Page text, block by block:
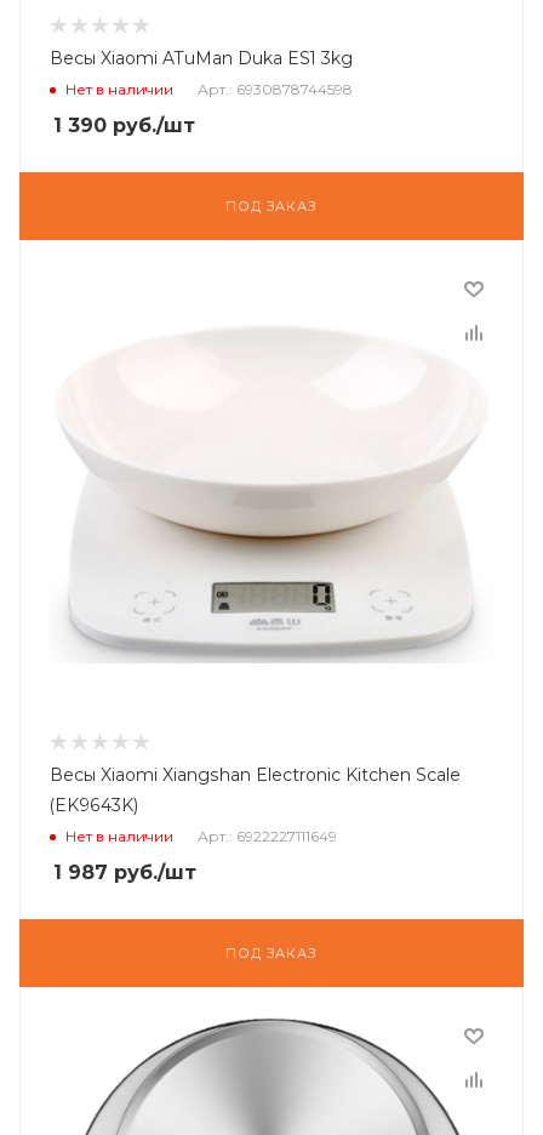
Весы Xiaomi ATuMan Duka ES1 3kg
Нет в наличии Арт.: 6930878744598
1 390 руб./шт
ПОД ЗАКАЗ
Весы Xiaomi Xiangshan Electronic Kitchen Scale
(EK9643K)
Нет в наличии Арт.: 6922227111649
1 987 руб./шт
ПОД ЗАКАЗ